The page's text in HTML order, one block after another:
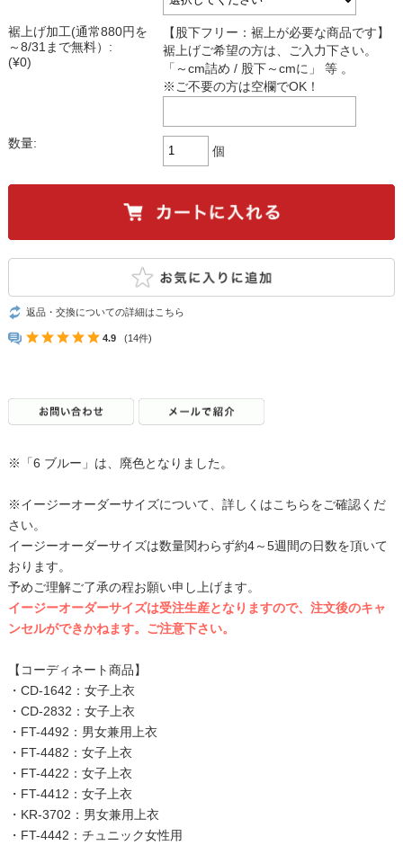
裾上げ加工(通常880円を
～8/31まで無料）:
(¥0)
【股下フリー：裾上が必要な商品です】
裾上げご希望の方は、ご入力下さい。
「～cm詰め / 股下～cmに」 等 。
※ご不要の方は空欄でOK！
数量:
個
返品・交換についての詳細はこちら
4.9 (14件)
※「6 ブルー」は、廃色となりました。
※イージーオーダーサイズについて、詳しくはこちらをご確認くだ
さい。
イージーオーダーサイズは数量関わらず約4～5週間の日数を頂いて
おります。
予めご理解ご了承の程お願い申し上げます。
イージーオーダーサイズは受注生産となりますので、注文後のキャ
ンセルができかねます。ご注意下さい。
【コーディネート商品】
・ CD-1642：女子上衣
・ CD-2832：女子上衣
・ FT-4492：男女兼用上衣
・ FT-4482：女子上衣
・ FT-4422：女子上衣
・ FT-4412：女子上衣
・ KR-3702：男女兼用上衣
・ FT-4442：チュニック女性用